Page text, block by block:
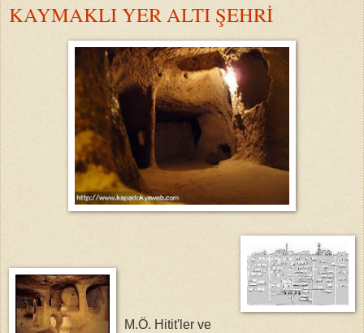
KAYMAKLI YER ALTI ŞEHRİ
M.Ö. Hitit'ler ve